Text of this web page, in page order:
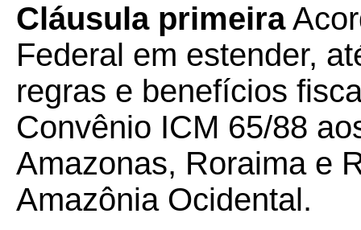
Cláusula primeira
Federal em estender,
regras e benefícios
Convênio ICM 65/88
Amazonas, Roraima e
Amazônia Ocidental.